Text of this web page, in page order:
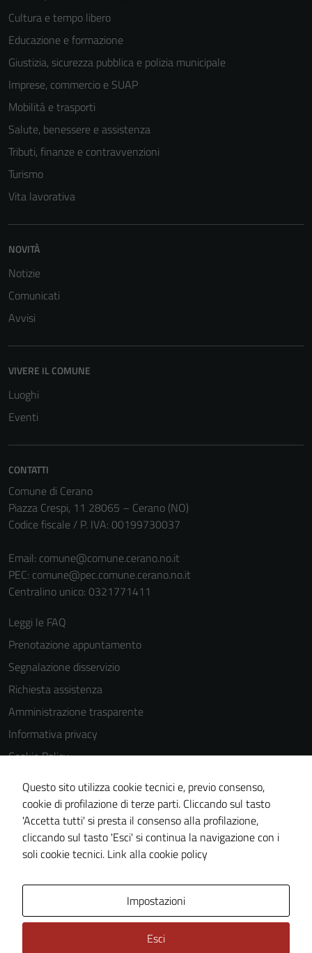
Cultura e tempo libero
Educazione e formazione
Giustizia, sicurezza pubblica e polizia municipale
Imprese, commercio e SUAP
Mobilità e trasporti
Salute, benessere e assistenza
Tributi, finanze e contravvenzioni
Turismo
Vita lavorativa
NOVITÀ
Notizie
Comunicati
Avvisi
VIVERE IL COMUNE
Luoghi
Eventi
CONTATTI
Comune di Cerano
Piazza Crespi, 11 28065 – Cerano (NO)
Codice fiscale / P. IVA: 00199730037
Email: comune@comune.cerano.no.it
PEC: comune@pec.comune.cerano.no.it
Centralino unico: 0321771411
Leggi le FAQ
Prenotazione appuntamento
Segnalazione disservizio
Richiesta assistenza
Amministrazione trasparente
Informativa privacy
Cookie Policy
Note legali
Dichiarazione di accessibilità
Piano di miglioramento del sito
Meccanismo di feedback
Questo sito utilizza cookie tecnici e, previo consenso,
cookie di profilazione di terze parti. Cliccando sul tasto
'Accetta tutti' si presta il consenso alla profilazione,
cliccando sul tasto 'Esci' si continua la navigazione con i
soli cookie tecnici. Link alla cookie policy
Impostazioni
Esci
disabilitati.